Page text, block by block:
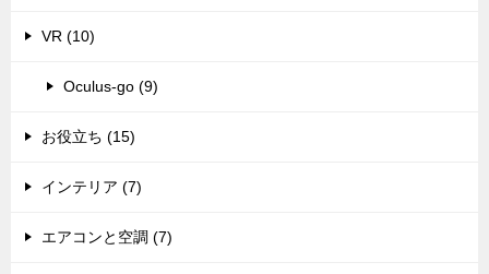
VR (10)
Oculus-go (9)
お役立ち (15)
インテリア (7)
エアコンと空調 (7)